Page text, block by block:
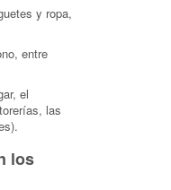
y ropa,
entre
el
las
los